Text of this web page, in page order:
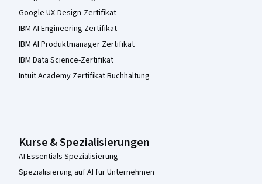
Google UX-Design-Zertifikat
IBM AI Engineering Zertifikat
IBM AI Produktmanager Zertifikat
IBM Data Science-Zertifikat
Intuit Academy Zertifikat Buchhaltung
Kurse & Spezialisierungen
AI Essentials Spezialisierung
Spezialisierung auf AI für Unternehmen